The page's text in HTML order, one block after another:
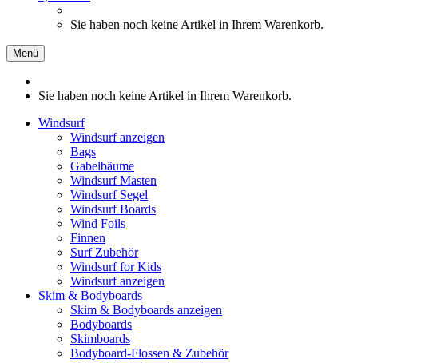
Sie haben noch keine Artikel in Ihrem Warenkorb.
Menü
Sie haben noch keine Artikel in Ihrem Warenkorb.
Windsurf
Windsurf anzeigen
Bags
Gabelbäume
Windsurf Masten
Windsurf Segel
Windsurf Boards
Wind Foils
Finnen
Surf Zubehör
Windsurf for Kids
Windsurf anzeigen
Skim & Bodyboards
Skim & Bodyboards anzeigen
Bodyboards
Skimboards
Bodyboard-Flossen & Zubehör